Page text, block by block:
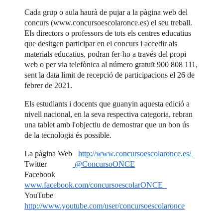
Cada grup o aula haurà de pujar a la pàgina web del
concurs (www.concursoescolaronce.es) el seu treball.
Els directors o professors de tots els centres educatius
que desitgen participar en el concurs i accedir als
materials educatius, podran fer-ho a través del propi
web o per via telefònica al número gratuït 900 808 111,
sent la data límit de recepció de participacions el 26 de
febrer de 2021.
Els estudiants i docents que guanyin aquesta edició a
nivell nacional, en la seva respectiva categoria, rebran
una tablet amb l'objectiu de demostrar que un bon ús
de la tecnologia és possible.
La pàgina Webhttp://www.concursoescolaronce.es/
Twitter
@ConcursoONCE
Facebook
www.facebook.com/concursoescolarONCE
YouTube
http://www.youtube.com/user/concursoescolaronce